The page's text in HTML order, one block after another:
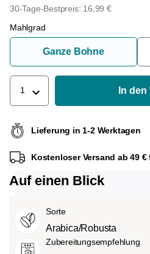
30-Tage-Bestpreis: 16,99 €
Mahlgrad
Ganze Bohne
1 In
Lieferung in 1-2 Werktagen
Kostenloser Versand ab 49
Auf einen Blick
Sorte
Arabica/Robusta
Zubereitungsempfehlung